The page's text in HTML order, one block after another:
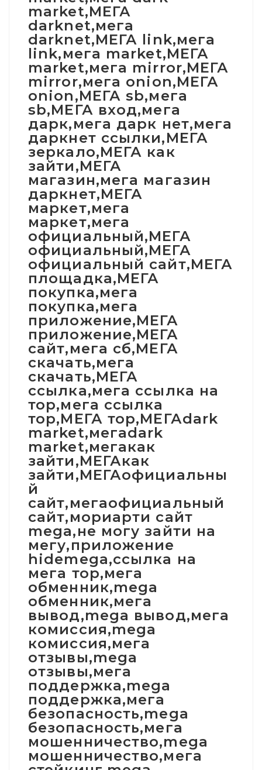
market,МЕГА
darknet,мега
darknet,МЕГА link,мега
link,мега market,МЕГА
market,мега mirror,МЕГА
mirror,мега onion,МЕГА
onion,МЕГА sb,мега
sb,МЕГА вход,мега
дарк,мега дарк нет,мега
даркнет ссылки,МЕГА
зеркало,МЕГА как
зайти,МЕГА
магазин,мега магазин
даркнет,МЕГА
маркет,мега
маркет,мега
официальный,МЕГА
официальный,МЕГА
официальный сайт,МЕГА
площадка,МЕГА
покупка,мега
покупка,мега
приложение,МЕГА
приложение,МЕГА
сайт,мега сб,МЕГА
скачать,мега
скачать,МЕГА
ссылка,мега ссылка на
тор,мега ссылка
тор,МЕГА тор,МЕГАdark
market,мегаdark
market,мегакак
зайти,МЕГАкак
зайти,МЕГАофициальны
й
сайт,мегаофициальный
сайт,мориарти сайт
mega,не могу зайти на
мегу,приложение
hidemega,ссылка на
мега тор,мега
обменник,mega
обменник,мега
вывод,mega вывод,мега
комиссия,mega
комиссия,мега
отзывы,mega
отзывы,мега
поддержка,mega
поддержка,мега
безопасность,mega
безопасность,мега
мошенничество,mega
мошенничество,мега